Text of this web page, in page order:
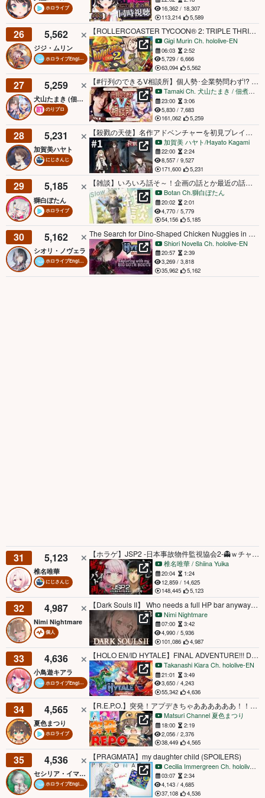
ホロライブ
16,362 / 18,307
113,214
5,589
26 5,562
ジジ・ムリン
ホロライブEnglish
【ROLLERCOASTER TYCOON® 2: TRIPLE THRILL PACK】watch me do a sick kickflip on this rail
Gigi Murin Ch. hololive-EN
06:03
2:52
5,729 / 6,666
63,094
5,562
27 5,259
犬山たまき (佃煮のりお)
のりプロ
【#行列のできるV相談所】個人勢･企業勢問わず!? Vtuberのお悩み解決👨‍🏫【犬山たまき/けんき】
Tamaki Ch. 犬山たまき / 佃煮のりお
23:00
3:06
5,830 / 7,683
161,062
5,259
28 5,231
加賀美ハヤト
にじさんじ
【殺戮の天使】名作アドベンチャーを初見プレイさせて下さいませ ＃１【にじさんじ/加賀美ハヤト】
加賀美 ハヤト/Hayato Kagami
22:00
2:24
8,557 / 9,527
171,600
5,231
29 5,185
獅白ぼたん
ホロライブ
【雑談】いろいろ話そ～！企画の話とか最近の話とかも振り返りたいね😋【獅白ぼたん/ホロライブ】
Botan Ch.獅白ぼたん
20:02
2:01
4,770 / 5,779
54,156
5,185
30 5,162
シオリ・ノヴェラ
ホロライブEnglish
The Search for Dino-Shaped Chicken Nuggies in Dinosaur Land 【Hytale】
Shiori Novella Ch. hololive-EN
20:57
2:39
3,269 / 3,818
35,962
5,162
31 5,123
椎名唯華
にじさんじ
【ホラゲ】JSP2 -日本事故物件監視協会2-👻ｗチャイカさん【にじさんじ/椎名唯華】
椎名唯華 / Shiina Yuika
20:04
1:24
12,859 / 14,625
148,445
5,123
32 4,987
Nimi Nightmare
個人
【Dark Souls II】 Who needs a full HP bar anyway? | #2
Nimi Nightmare
07:00
3:42
4,990 / 5,936
101,086
4,987
33 4,636
小鳥遊キアラ
ホロライブEnglish
【HOLO EN/ID HYTALE】FINAL ADVENTURE!!! DINOS!!! #kfp #キアライブ
Takanashi Kiara Ch. hololive-EN
21:01
3:49
3,650 / 4,243
55,342
4,636
34 4,565
夏色まつり
ホロライブ
【R.E.P.O.】突発！アプデきちゃああああああ！！#ホロREPO【ホロライブ/夏色まつり】
Matsuri Channel 夏色まつり
18:00
2:19
2,056 / 2,376
38,449
4,565
35 4,536
セシリア・イマーグリーン
ホロライブEnglish
【PRAGMATA】my daughter child (SPOILERS)
Cecilia Immergreen Ch. hololive-EN
03:07
2:34
4,143 / 4,685
37,108
4,536